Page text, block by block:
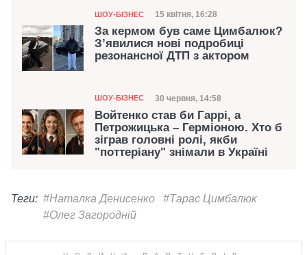
Категорія
ШОУ-БІЗНЕС Дата публікації
15 квітня, 16:28
За кермом був саме Цимбалюк?
З’явилися нові подробиці
резонансної ДТП з актором
Категорія
ШОУ-БІЗНЕС Дата публікації
30 червня, 14:58
Войтенко став би Гаррі, а
Петрожицька – Герміоною. Хто б
зіграв головні ролі, якби
"поттеріану" знімали в Україні
Теги: #Наталка Денисенко
#Тарас Цимбалюк
#Олег Загородній